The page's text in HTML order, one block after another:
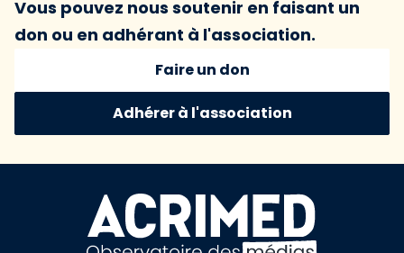
Vous pouvez nous soutenir en faisant un
don ou en adhérant à l'association.
Faire un don
Adhérer à l'association